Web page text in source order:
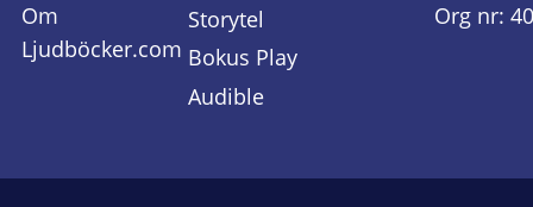
Om
Ljudböcker.com
Storytel
Bokus Play
Audible
Org nr: